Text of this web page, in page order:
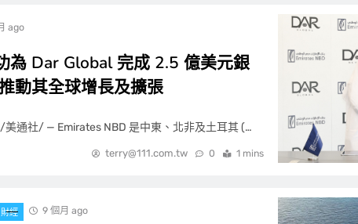
ago
為 Dar Global 完成 2.5 億美元銀
動其全球增長及擴張
美通社/ — Emirates NBD 是中東、北非及土耳其 (…
terry@111.com.tw 0 1 mins
財經 9 個月 ago